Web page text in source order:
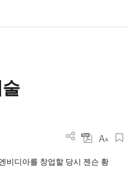
비디아를 창업할 당시 젠슨 황